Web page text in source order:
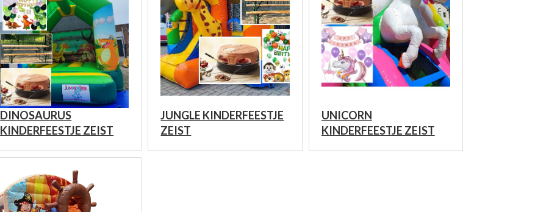
DINOSAURUS
KINDERFEESTJE ZEIST
JUNGLE KINDERFEESTJE
ZEIST
UNICORN
KINDERFEESTJE ZEIST